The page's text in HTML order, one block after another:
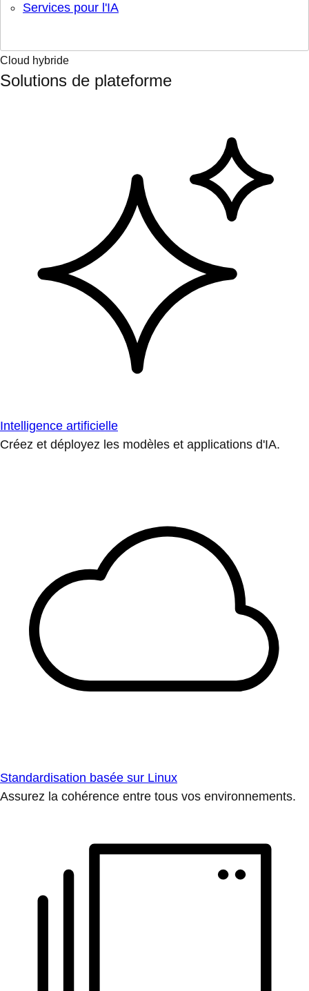
Services pour l'IA
Cloud hybride
Solutions de plateforme
Intelligence artificielle
Créez et déployez les modèles et applications d'IA.
Standardisation basée sur Linux
Assurez la cohérence entre tous vos environnements.